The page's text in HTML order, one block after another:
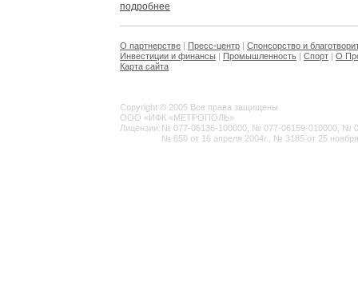
подробнее
О партнерстве | Пресс-центр | Спонсорство и
Инвестиции и финансы | Промышленность | Спорт | О
Карта сайта
Copyright © 2005 Все права защищены
ООО «ИФК «МЕТРОПОЛЬ»
Лицензии: № 077-06136-100000, № 077-06159-010000, №
№ 650 от 16 апреля 2004г., № 3185 от 25